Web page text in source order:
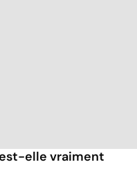
elle vraiment